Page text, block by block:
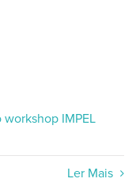
workshop IMPEL
Ler Mais